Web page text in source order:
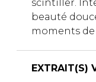
scintiller.
beauté
moments
EXTRAIT(S)